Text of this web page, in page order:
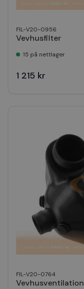
FIL-V20-0956
Vevhusfilter
15 på nettlager
1 215 kr
FIL-V20-0764
Vevhusventilation